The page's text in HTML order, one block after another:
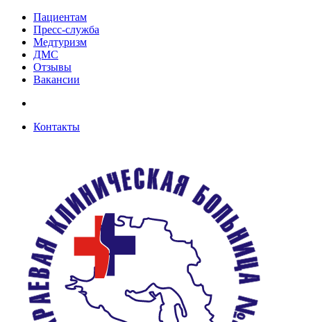
Пациентам
Пресс-служба
Медтуризм
ДМС
Отзывы
Вакансии
Контакты